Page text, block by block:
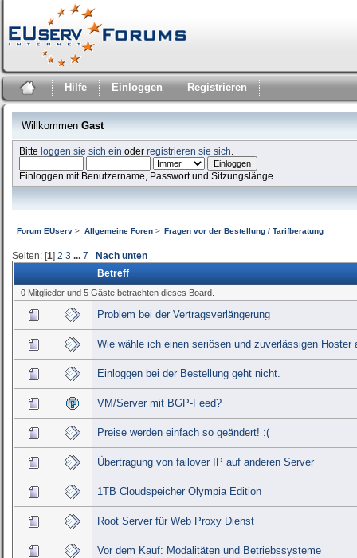
Hilfe Einloggen Registrieren
Willkommen Gast
Bitteloggen sie sich ein oderregistrieren sie sich
Einloggen mit Benutzername, Passwort und Sitzungslänge
Forum EUserv > Allgemeine Foren> Fragen vor der Bestellung / Tarifberatung
Seiten: [1] 2 3 ... 7
Nach unten
Betreff
0 Mitglieder und 5 Gäste betrachten dieses Board.
Problem bei der Vertragsverlängerung
Wie wähle ich einen seriösen und zuverlässigen Hoster
Einloggen bei der Bestellung geht nicht.
VM/Server mit BGP-Feed?
Preise werden einfach so geändert! :(
Übertragung von failover IP auf anderen Server
1TB Cloudspeicher Olympia Edition
Root Server für Web Proxy Dienst
Vor dem Kauf: Modalitäten und Betriebssysteme